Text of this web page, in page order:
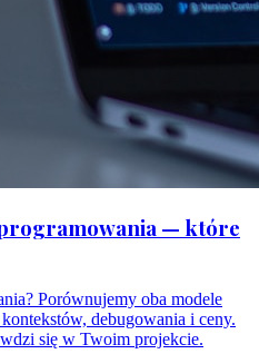
— które
Porównujemy oba modele
debugowania i ceny.
się w Twoim projekcie.